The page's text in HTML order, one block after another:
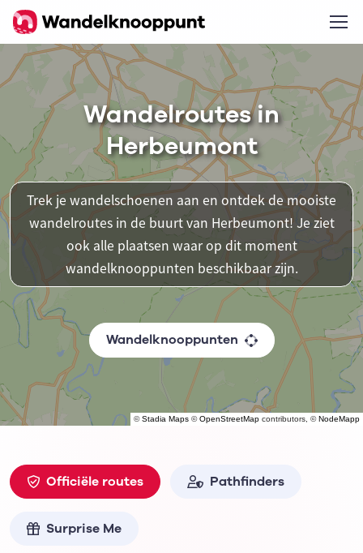
©Stadia Maps ©OpenStreetMap contributors, ©NodeMapp
Wandelroutes in
Herbeumont
Trek je wandelschoenen aan en ontdek de mooiste
wandelroutes in de buurt van Herbeumont! Je ziet
ook alle plaatsen waar op dit moment
wandelknooppunten beschikbaar zijn.
Wandelknooppunten
Officiële routes Pathfinders
Surprise Me